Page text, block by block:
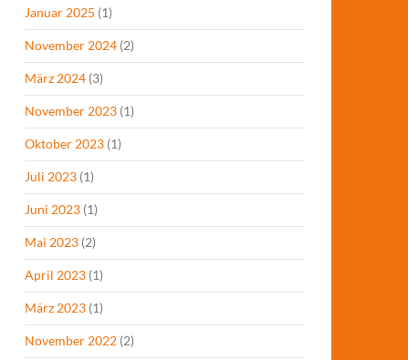
Januar 2025 (1)
November 2024 (2)
März 2024 (3)
November 2023 (1)
Oktober 2023 (1)
Juli 2023 (1)
Juni 2023 (1)
Mai 2023 (2)
April 2023 (1)
März 2023 (1)
November 2022 (2)